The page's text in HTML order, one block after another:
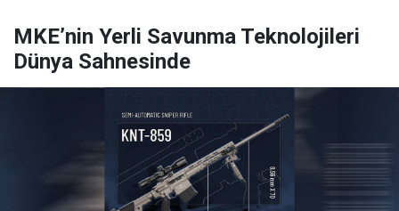
MKE’nin Yerli Savunma Teknolojileri
Dünya Sahnesinde